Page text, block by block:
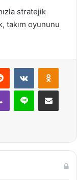
stratejik
takım oyununu
Reddit VKontakte
Viber Line E-Posta ile